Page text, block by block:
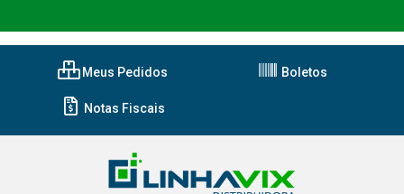
Meus Pedidos Boletos
Notas Fiscais